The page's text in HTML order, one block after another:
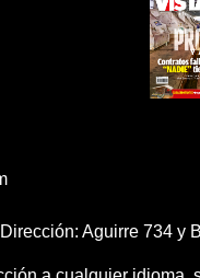
Aguirre 734 y